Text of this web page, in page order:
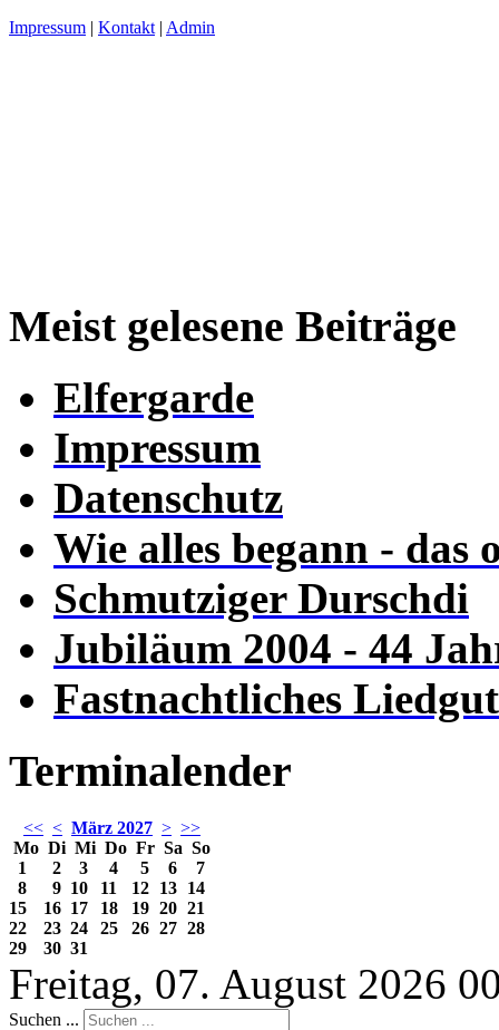
Impressum | Kontakt | Admin
Meist gelesene Beiträge
Elfergarde
Impressum
Datenschutz
Wie alles begann -
Schmutziger Durschdi
Jubiläum 2004 - 44
Fastnachtliches Liedgut
Terminalender
<< < März 2027 > >>
Mo Di Mi Do Fr Sa So
1
2 3 4 5 6
7
8
9 10 11 12 13 14
15
16 17 18 19 20 21
22
23 24 25 26 27 28
29
30 31
Freitag, 07. August 2026
Suchen ...